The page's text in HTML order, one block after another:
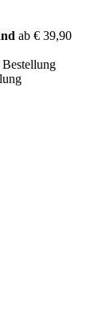
ab € 39,90